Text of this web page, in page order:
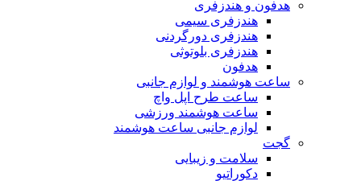
هدفون و هندزفری
هندزفری سیمی
هندزفری دورگردنی
هندزفری بلوتوثی
هدفون
ساعت هوشمند و لوازم جانبی
ساعت طرح اپل واچ
ساعت هوشمند ورزشی
لوازم جانبی ساعت هوشمند
گجت
سلامت و زیبایی
دکوراتیو